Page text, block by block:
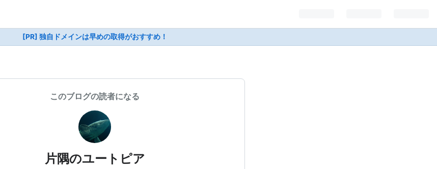
[PR] 独自ドメインは早めの取得がおすすめ！
このブログの読者になる
片隅のユートピア